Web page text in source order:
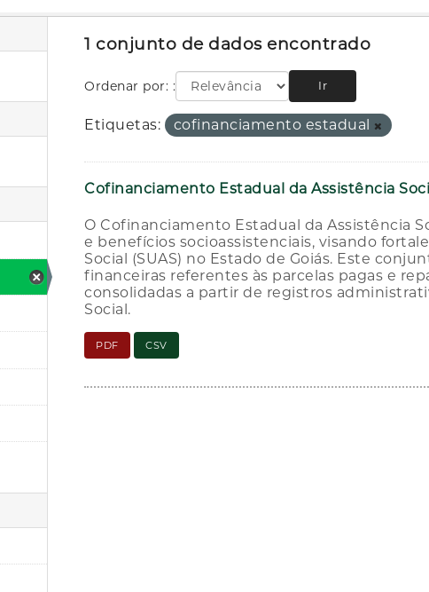
1 conjunto de dados encontrado
Ordenar por: Ir
Etiquetas: cofinanciamento estadual
Cofinanciamento Estadual da Assistência
O Cofinanciamento Estadual da Assistência
e benefícios socioassistenciais, visando
Social (SUAS) no Estado de Goiás. Este
financeiras referentes às parcelas pagas e
consolidadas a partir de registros
Social.
PDF CSV